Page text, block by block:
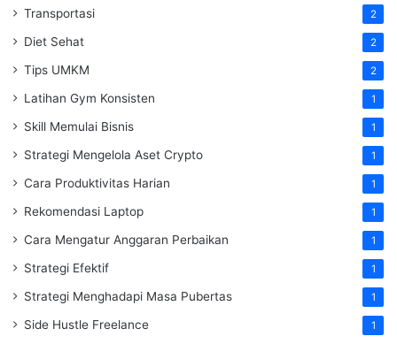
Transportasi 2
Diet Sehat 2
Tips UMKM 2
Latihan Gym Konsisten 1
Skill Memulai Bisnis 1
Strategi Mengelola Aset Crypto 1
Cara Produktivitas Harian 1
Rekomendasi Laptop 1
Cara Mengatur Anggaran Perbaikan 1
Strategi Efektif 1
Strategi Menghadapi Masa Pubertas 1
Side Hustle Freelance 1